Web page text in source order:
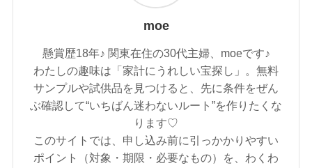
moe
懸賞歴18年♪ 関東在住の30代主婦、moeです♪
わたしの趣味は「家計にうれしい宝探し」。無料
サンプルや試供品を見つけると、先に条件をぜん
ぶ確認して“いちばん迷わないルート”を作りたくな
ります♡
このサイトでは、申し込み前に引っかかりやすい
ポイント（対象・期限・必要なもの）を、わくわ